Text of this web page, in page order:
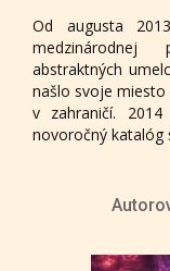
Od augusta
medzinárodnej
abstraktných
našlo svoje miesto
v zahraničí.
novoročný katalóg